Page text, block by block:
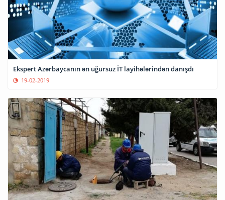
Ekspert Azərbaycanın ən uğursuz İT layihələrindən danışdı
19-02-2019